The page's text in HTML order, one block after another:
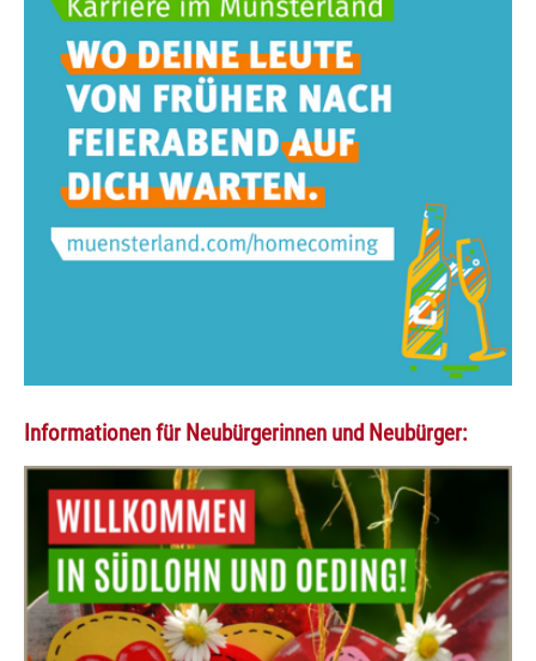
Informationen für Neubürgerinnen und Neubürger: